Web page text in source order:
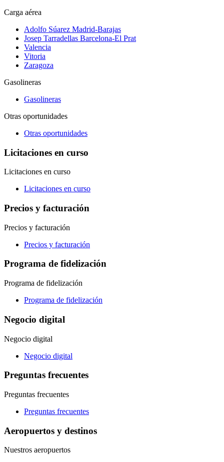
Carga aérea
Adolfo Súarez Madrid-Barajas
Josep Tarradellas Barcelona-El Prat
Valencia
Vitoria
Zaragoza
Gasolineras
Gasolineras
Otras oportunidades
Otras oportunidades
Licitaciones en curso
Licitaciones en curso
Licitaciones en curso
Precios y facturación
Precios y facturación
Precios y facturación
Programa de fidelización
Programa de fidelización
Programa de fidelización
Negocio digital
Negocio digital
Negocio digital
Preguntas frecuentes
Preguntas frecuentes
Preguntas frecuentes
Aeropuertos y destinos
Nuestros aeropuertos